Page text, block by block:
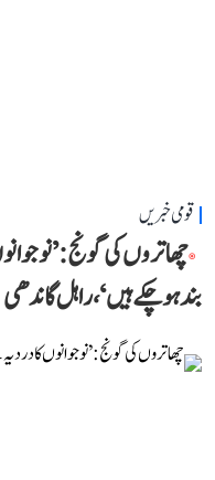
قومی خبریں
چھاتروں کی گونج:
بند ہو چکے ہیں‘، راہل گاندھی